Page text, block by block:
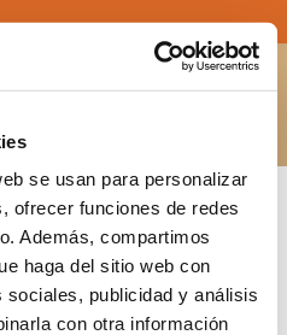
se usan para personalizar
ofrecer funciones de redes
Además, compartimos
haga del sitio web con
publicidad y análisis
con otra información
DE-EMPRESA